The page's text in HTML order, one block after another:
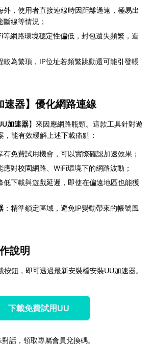
外，使用者直接連線時因距離過遠，極易出
線等情況；
等網路環境穩定性偏低，封包遺失頻繁，造
較為繁瑣，IP位址若頻繁跳動還可能引發帳
速器】優化網路連線
加速器】來因應網路瓶頸。這款工具針對遊
，能有效緩解上述下載痛點：
有免費試用機會，可以實際確認加速效果；
應對校園網路、WiFi環境下的網路波動；
低下載與遊戲延遲，即使在偏遠地區也能獲
：精準鎖定區域，避免IP變動帶來的帳號風
說明
鈕，即可透過最新安裝檔安裝UU加速器。
下載免費試用UU
話，領取專屬會員兌換碼。